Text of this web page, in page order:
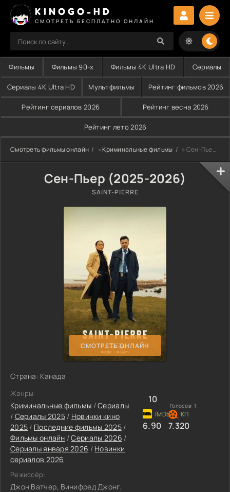
KINOGO-HD
СМОТРЕТЬ БЕСПЛАТНО ОНЛАЙН
Фильмы Фильмы 90-х Фильмы 4K Ultra HD Сериалы
Сериалы 4K Ultra HD Мультфильмы Рейтинг фильмов 2026
Рейтинг сериалов 2026 Рейтинг весна 2026
Рейтинг лето 2026
Смотреть фильмы онлайн »Криминальные фильмы » Сен-Пьер (2025-2026)
Сен-Пьер (2025-2026)
SAINT-PIERRE
СМОТРЕТЬ ОНЛАЙН
Страна: Канада
Жанры:
Криминальные фильмы /Сериалы
/ Сериалы 2025/ Новинки кино
2025 / Последние фильмы 2025/
Фильмы онлайн /Сериалы 2026 /
Сериалы января 2026 / Новинки
сериалов 2026
Режиссёр:
Джон Ватчер, Винифред Джонг,
10
Голосов: 1
6.90 7.320